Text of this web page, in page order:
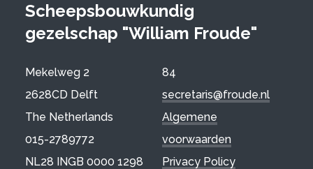
Scheepsbouwkundig
gezelschap "William Froude"
Mekelweg 2
2628CD Delft
The Netherlands
015-2789772
NL28 INGB 0000 1298
84
secretaris@froude.nl
Algemene
voorwaarden
Privacy Policy